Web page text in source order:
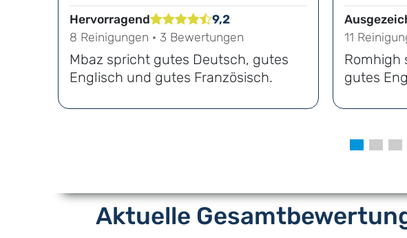
Hervorragend
9,2
8 Reinigungen · 3 Bewertungen
Mbaz spricht gutes Deutsch, gutes
Englisch und gutes Französisch.
11
Romhigh
gutes
Aktuelle